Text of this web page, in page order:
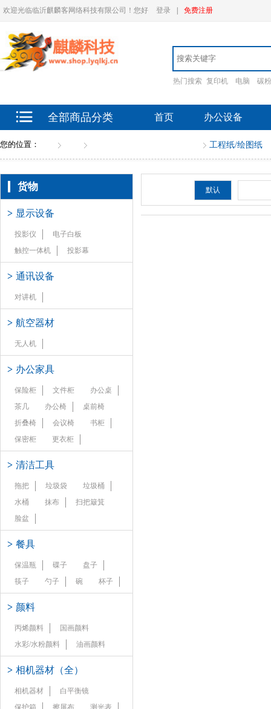
欢迎光临临沂麒麟客网络科技有限公司！您好 登录 免费注册
热门搜索 复印机 电脑 碳粉
全部商品分类 首页 办公设备
您的位置： 工程纸/绘图纸
货物
> 显示设备
投影仪
电子白板
触控一体机
投影幕
> 通讯设备
对讲机
> 航空器材
无人机
> 办公家具
保险柜 文件柜
办公桌
茶几
办公椅
桌前椅
折叠椅
会议椅
书柜
保密柜
更衣柜
> 清洁工具
拖把 垃圾袋
垃圾桶
水桶
抹布
扫把簸箕
脸盆
> 餐具
保温瓶 碟子
盘子
筷子
勺子 碗 杯子
> 颜料
丙烯颜料
国画颜料
水彩/水粉颜料
油画颜料
> 相机器材（全）
相机器材
白平衡镜
保护箱
擦屏布
测光表
默认